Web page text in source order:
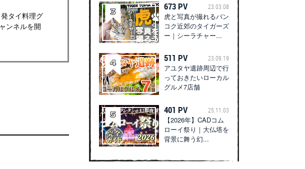
タイ料理グ
ンネルを開
673 PV 23.03.08
虎と写真が撮れるバン
コク近郊のタイガーズ
ー｜シーラチャー...
511 PV 23.09.19
アユタヤ遺跡周辺で行
っておきたいローカル
グルメ7店舗
401 PV 25.11.03
【2026年】CADコム
ローイ祭り｜大仏塔を
背景に舞う幻...